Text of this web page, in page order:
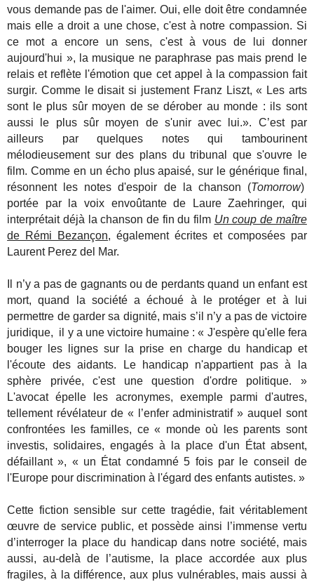
vous demande pas de l'aimer. Oui, elle doit être condamnée
mais elle a droit a une chose, c'est à notre compassion. Si
ce mot a encore un sens, c'est à vous de lui donner
aujourd'hui », la musique ne paraphrase pas mais prend le
relais et reflète l'émotion que cet appel à la compassion fait
surgir. Comme le disait si justement Franz Liszt, « Les arts
sont le plus sûr moyen de se dérober au monde : ils sont
aussi le plus sûr moyen de s'unir avec lui.». C’est par
ailleurs par quelques notes qui tambourinent
mélodieusement sur des plans du tribunal que s'ouvre le
film. Comme en un écho plus apaisé, sur le générique final,
résonnent les notes d'espoir de la chanson (Tomorrow)
portée par la voix envoûtante de Laure Zaehringer, qui
interprétait déjà la chanson de fin du film Un coup de maître
de Rémi Bezançon, également écrites et composées par
Laurent Perez del Mar.
Il n’y a pas de gagnants ou de perdants quand un enfant est
mort, quand la société a échoué à le protéger et à lui
permettre de garder sa dignité, mais s’il n’y a pas de victoire
juridique, il y a une victoire humaine : « J'espère qu'elle fera
bouger les lignes sur la prise en charge du handicap et
l'écoute des aidants. Le handicap n'appartient pas à la
sphère privée, c'est une question d'ordre politique. »
L'avocat épelle les acronymes, exemple parmi d'autres,
tellement révélateur de « l’enfer administratif » auquel sont
confrontées les familles, ce « monde où les parents sont
investis, solidaires, engagés à la place d'un État absent,
défaillant », « un État condamné 5 fois par le conseil de
l'Europe pour discrimination à l'égard des enfants autistes. »
Cette fiction sensible sur cette tragédie, fait véritablement
œuvre de service public, et possède ainsi l’immense vertu
d’interroger la place du handicap dans notre société, mais
aussi, au-delà de l’autisme, la place accordée aux plus
fragiles, à la différence, aux plus vulnérables, mais aussi à